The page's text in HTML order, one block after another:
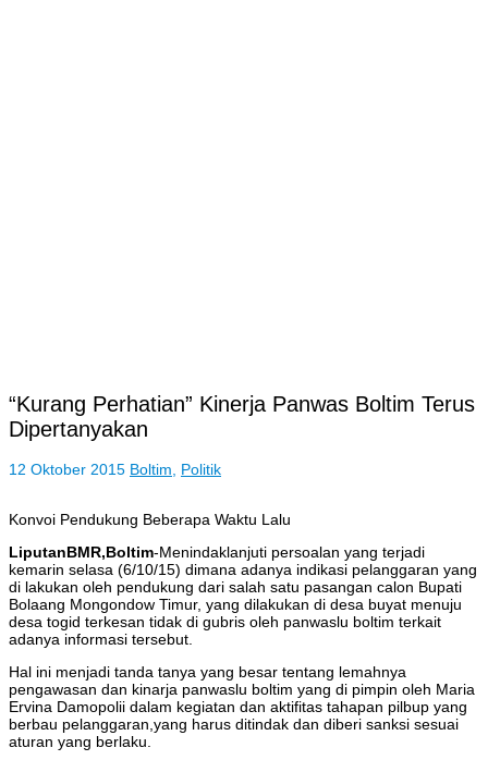
“Kurang Perhatian” Kinerja Panwas Boltim Terus
Dipertanyakan
12 Oktober 2015 Boltim Politik
Konvoi Pendukung Beberapa Waktu Lalu
LiputanBMR,Boltim-Menindaklanjuti persoalan yang terjadi
kemarin selasa (6/10/15) dimana adanya indikasi pelanggaran yang
di lakukan oleh pendukung dari salah satu pasangan calon Bupati
Bolaang Mongondow Timur, yang dilakukan di desa buyat menuju
desa togid terkesan tidak di gubris oleh panwaslu boltim terkait
adanya informasi tersebut.
Hal ini menjadi tanda tanya yang besar tentang lemahnya
pengawasan dan kinarja panwaslu boltim yang di pimpin oleh Maria
Ervina Damopolii dalam kegiatan dan aktifitas tahapan pilbup yang
berbau pelanggaran,yang harus ditindak dan diberi sanksi sesuai
aturan yang berlaku.